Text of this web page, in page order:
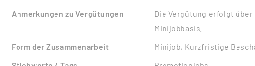
Anmerkungen zu Vergütungen
Die Vergütung erfolgt
Minijobbasis.
Form der Zusammenarbeit
Minijob, Kurzfristige